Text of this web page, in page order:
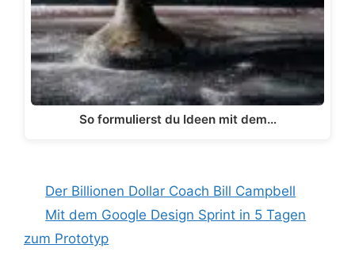
So formulierst du Ideen mit dem…
Der Billionen Dollar Coach Bill Campbell
Mit dem Google Design Sprint in 5 Tagen
zum Prototyp